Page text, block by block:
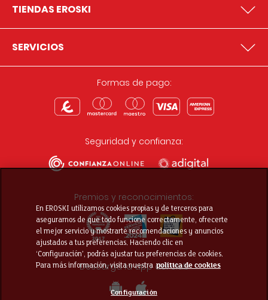
TIENDAS EROSKI
SERVICIOS
Formas de pago:
Seguridad y confianza:
Premios y reconocimientos:
Descarga la app del club
En EROSKI utilizamos cookies propias y de terceros para
asegurarnos de que todo funcione correctamente, ofrecerte
el mejor servicio y mostrarte recomendaciones y anuncios
ajustados a tus preferencias. Haciendo clic en
‘Configuración’, podrás ajustar tus preferencias de cookies.
Para más información, visita nuestra política de cookies
Configuración